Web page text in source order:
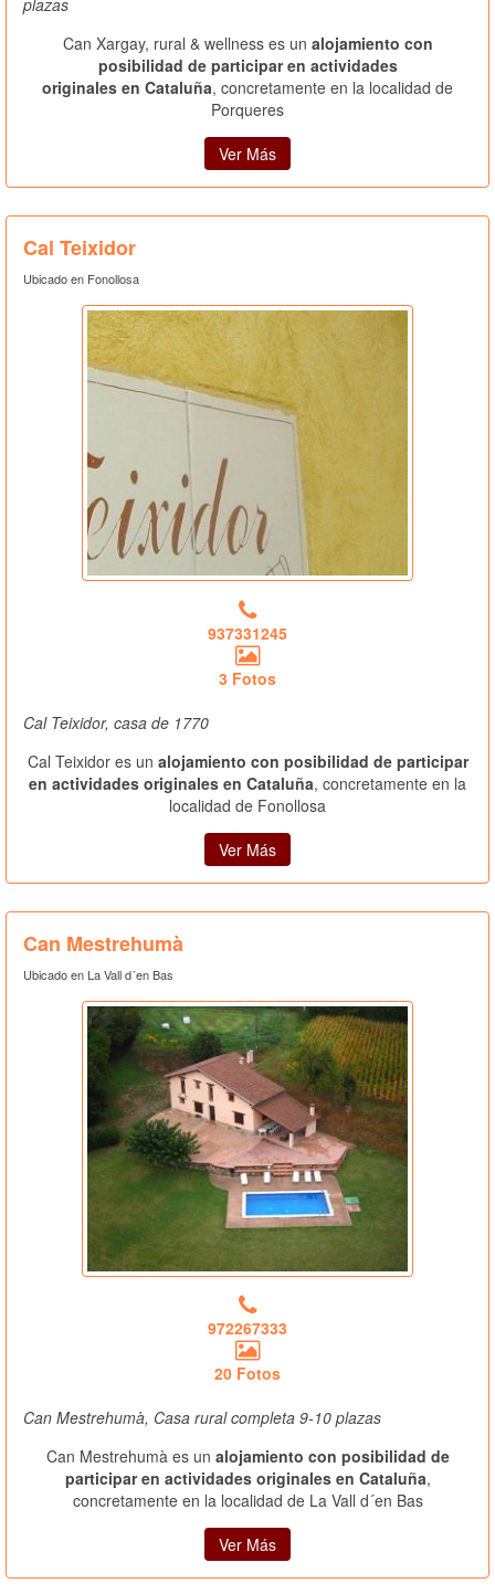
plazas
Can Xargay, rural & wellness es un alojamiento con
posibilidad de participar en actividades
originales en Cataluña, concretamente en la localidad de
Porqueres
Ver Más
Cal Teixidor
Ubicado en Fonollosa
937331245
3 Fotos
Cal Teixidor, casa de 1770
Cal Teixidor es un alojamiento con posibilidad de participar
en actividades originales en Cataluña, concretamente en la
localidad de Fonollosa
Ver Más
Can Mestrehumà
Ubicado en La Vall d´en Bas
972267333
20 Fotos
Can Mestrehumà, Casa rural completa 9-10 plazas
Can Mestrehumà es un alojamiento con posibilidad de
participar en actividades originales en Cataluña,
concretamente en la localidad de La Vall d´en Bas
Ver Más